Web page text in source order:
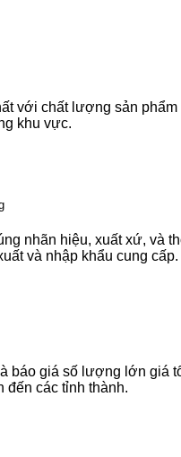
với chất lượng sản
khu vực.
nhãn hiệu, xuất xứ, và
và nhập khẩu cung cấp.
báo giá số lượng lớn giá
đến các tỉnh thành.